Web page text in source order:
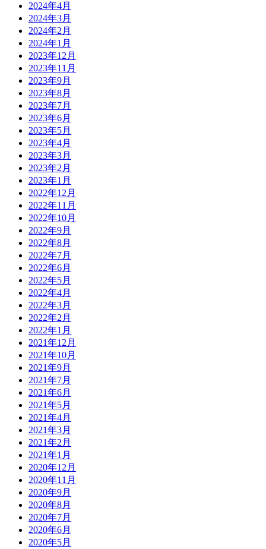
2024年4月
2024年3月
2024年2月
2024年1月
2023年12月
2023年11月
2023年9月
2023年8月
2023年7月
2023年6月
2023年5月
2023年4月
2023年3月
2023年2月
2023年1月
2022年12月
2022年11月
2022年10月
2022年9月
2022年8月
2022年7月
2022年6月
2022年5月
2022年4月
2022年3月
2022年2月
2022年1月
2021年12月
2021年10月
2021年9月
2021年7月
2021年6月
2021年5月
2021年4月
2021年3月
2021年2月
2021年1月
2020年12月
2020年11月
2020年9月
2020年8月
2020年7月
2020年6月
2020年5月